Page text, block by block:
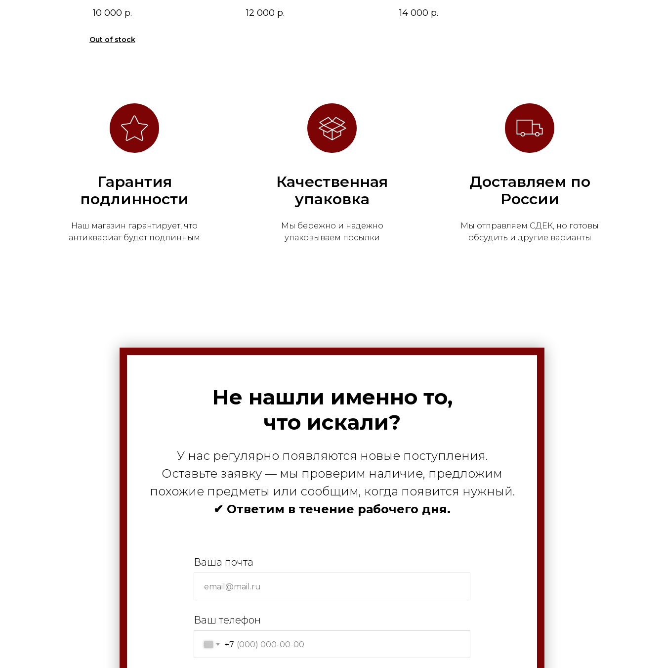
10 000 р.
Out of stock
12 000 р. 14 000 р.
Гарантия
подлинности
Наш магазин гарантирует, что
антиквариат будет подлинным
Качественная
упаковка
Мы бережно и надежно
упаковываем посылки
Доставляем по
России
Мы отправляем СДЕК, но готовы
обсудить и другие варианты
Не нашли именно то,
что искали?
У нас регулярно появляются новые поступления.
Оставьте заявку — мы проверим наличие, предложим
похожие предметы или сообщим, когда появится нужный.
✔ Ответим в течение рабочего дня.
Ваша почта
Ваш телефон
+7